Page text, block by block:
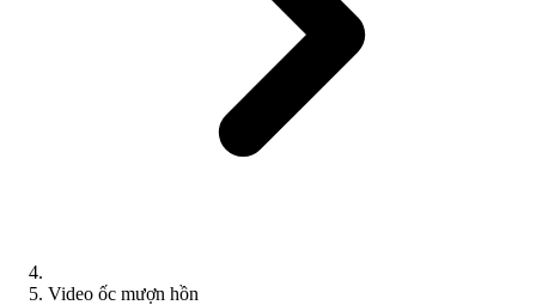
Video ốc mượn hồn